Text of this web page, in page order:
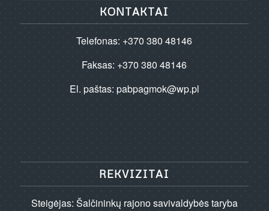
KONTAKTAI
Telefonas: +370 380 48146
Faksas: +370 380 48146
El. paštas: pabpagmok@wp.pl
REKVIZITAI
Steigėjas: Šalčininkų rajono savivaldybės taryba